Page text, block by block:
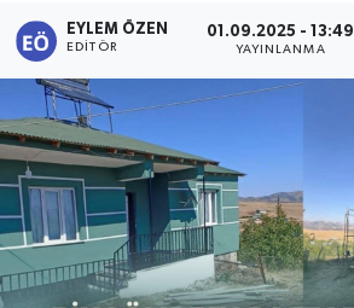
EYLEM ÖZEN
EDITÖR
01.09.2025 - 13:49
YAYINLANMA
KARLIOVA
KİĞI
MERKEZ
RESMİ İLANLAR
SAĞLIK
Haber Arşivi